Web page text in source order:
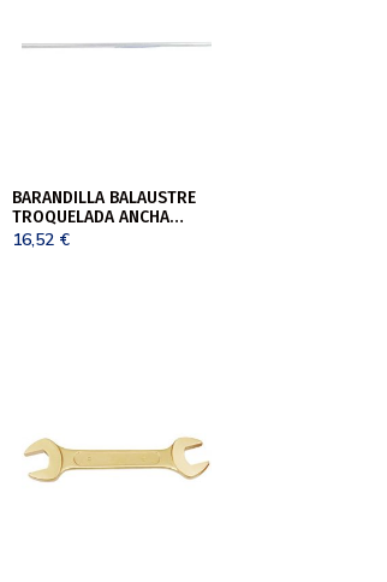
BARANDILLA BALAUSTRE
TROQUELADA ANCHA
DIAM40X2500
16,52 €